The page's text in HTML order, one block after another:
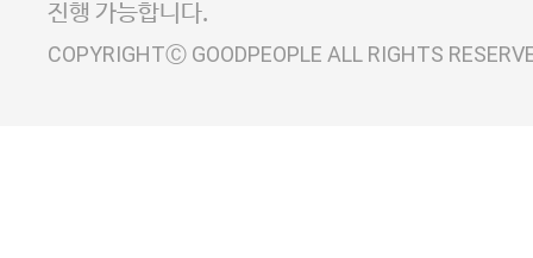
진행 가능합니다.
COPYRIGHTⒸ GOODPEOPLE ALL RIGHTS